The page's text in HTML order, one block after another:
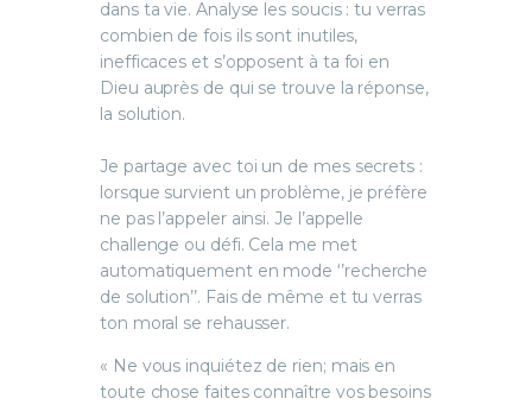
dans ta vie. Analyse les soucis : tu verras
combien de fois ils sont inutiles,
inefficaces et s’opposent à ta foi en
Dieu auprès de qui se trouve la réponse,
la solution.
Je partage avec toi un de mes secrets :
lorsque survient un problème, je préfère
ne pas l’appeler ainsi. Je l’appelle
challenge ou défi. Cela me met
automatiquement en mode ‘’recherche
de solution’’. Fais de même et tu verras
ton moral se rehausser.
« Ne vous inquiétez de rien; mais en
toute chose faites connaître vos besoins